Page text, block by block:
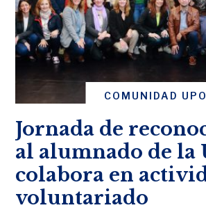
COMUNIDAD UPO
Jornada de
al alumnado de la
colabora en
voluntariado